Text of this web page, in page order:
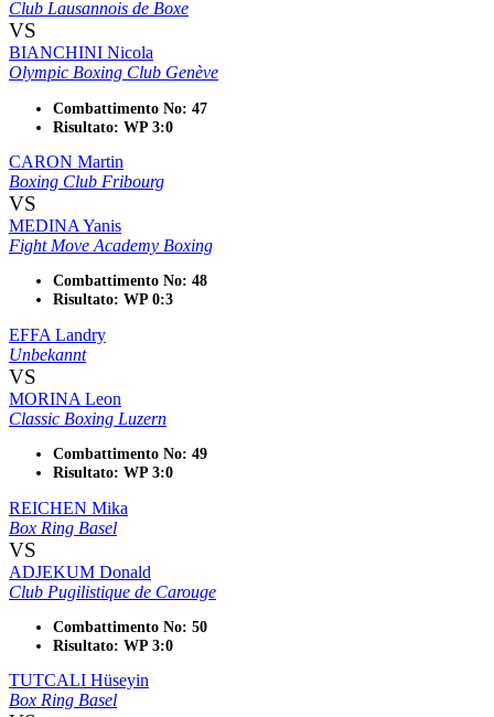
Club Lausannois de Boxe
VS
BIANCHINI Nicola
Olympic Boxing Club Genève
Combattimento No: 47
Risultato: WP 3:0
CARON Martin
Boxing Club Fribourg
VS
MEDINA Yanis
Fight Move Academy Boxing
Combattimento No: 48
Risultato: WP 0:3
EFFA Landry
Unbekannt
VS
MORINA Leon
Classic Boxing Luzern
Combattimento No: 49
Risultato: WP 3:0
REICHEN Mika
Box Ring Basel
VS
ADJEKUM Donald
Club Pugilistique de Carouge
Combattimento No: 50
Risultato: WP 3:0
TUTCALI Hüseyin
Box Ring Basel